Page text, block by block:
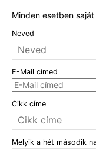
Minden esetben
Neved
E-Mail címed
Cikk címe
Melyik a hét második